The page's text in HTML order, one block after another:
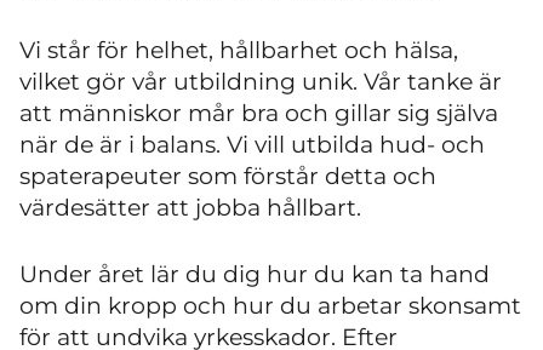
Vi står för helhet, hållbarhet och hälsa,
vilket gör vår utbildning unik. Vår tanke är
att människor mår bra och gillar sig själva
när de är i balans. Vi vill utbilda hud- och
spaterapeuter som förstår detta och
värdesätter att jobba hållbart.
Under året lär du dig hur du kan ta hand
om din kropp och hur du arbetar skonsamt
för att undvika yrkesskador. Efter